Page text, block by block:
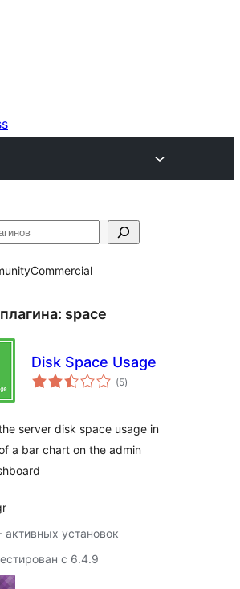
Commercial
space
Disk Space Usage
(5общий
рейтинг
)
server disk space usage in
a bar chart on the admin
активных установок
с 6.4.9